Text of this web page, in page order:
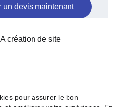
un devis maintenant
pour assurer le bon